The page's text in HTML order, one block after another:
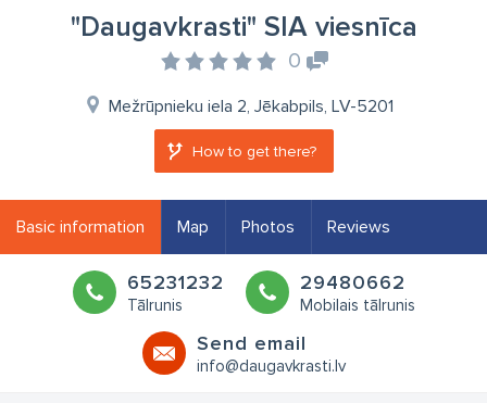
"Daugavkrasti" SIA viesnīca
0
Mežrūpnieku iela 2, Jēkabpils, LV-5201
How to get there?
Basic information Map Photos Reviews
65231232
Tālrunis
29480662
Mobilais tālrunis
Send email
info@daugavkrasti.lv